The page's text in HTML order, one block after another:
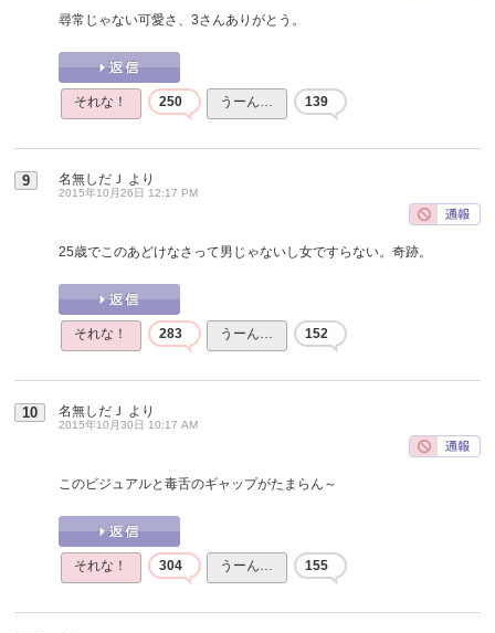
尋常じゃない可愛さ、3さんありがとう。
それな！ 250 うーん… 139
9 名無しだＪ より
2015年10月26日 12:17 PM
25歳でこのあどけなさって男じゃないし女ですらない。奇跡。
それな！ 283 うーん… 152
10 名無しだＪ より
2015年10月30日 10:17 AM
このビジュアルと毒舌のギャップがたまらん～
それな！ 304 うーん… 155